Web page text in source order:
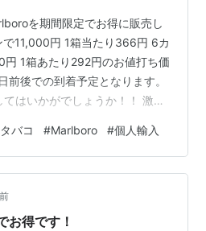
を期間限定でお得に販売し
11,000円 1箱当たり366円 6カ
円 1箱あたり292円のお値打ち価
前後での到着予定となります。
はいかがでしょうか！！ 激安
タバコ #Marlboro #個人輸入
お得です！